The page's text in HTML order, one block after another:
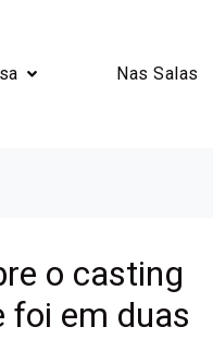
Nas Salas
o casting
foi em duas